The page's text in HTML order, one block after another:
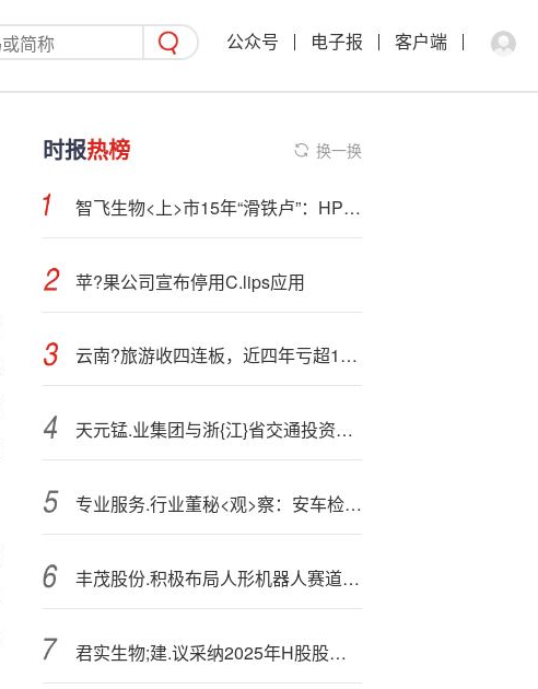
公众号 电子报 客户端
时报热榜 换一换
智飞生物<上>市15年“滑铁卢”：HPV疫苗批签发暴跌95％，代理依赖症撕开73％营收缺口
苹?果公司宣布停用C.lips应用
云南?旅游收四连板，近四年亏超10亿上半年营收大降六成
天元锰.业集团与浙{江}省交通投资集团签订战略合作协议 共绘锰产业协同发展新蓝图
专业服务.行业董秘<观>察：安车检测李云彬违规收到2次警示函 净利润下滑264% 薪酬达75万元
丰茂股份.积极布局人形机器人赛道 拓展液冷系统与全球化产能
君实生物;建.议采纳2025年H股股票期权激励计划和2025年A股股票期权激励计划